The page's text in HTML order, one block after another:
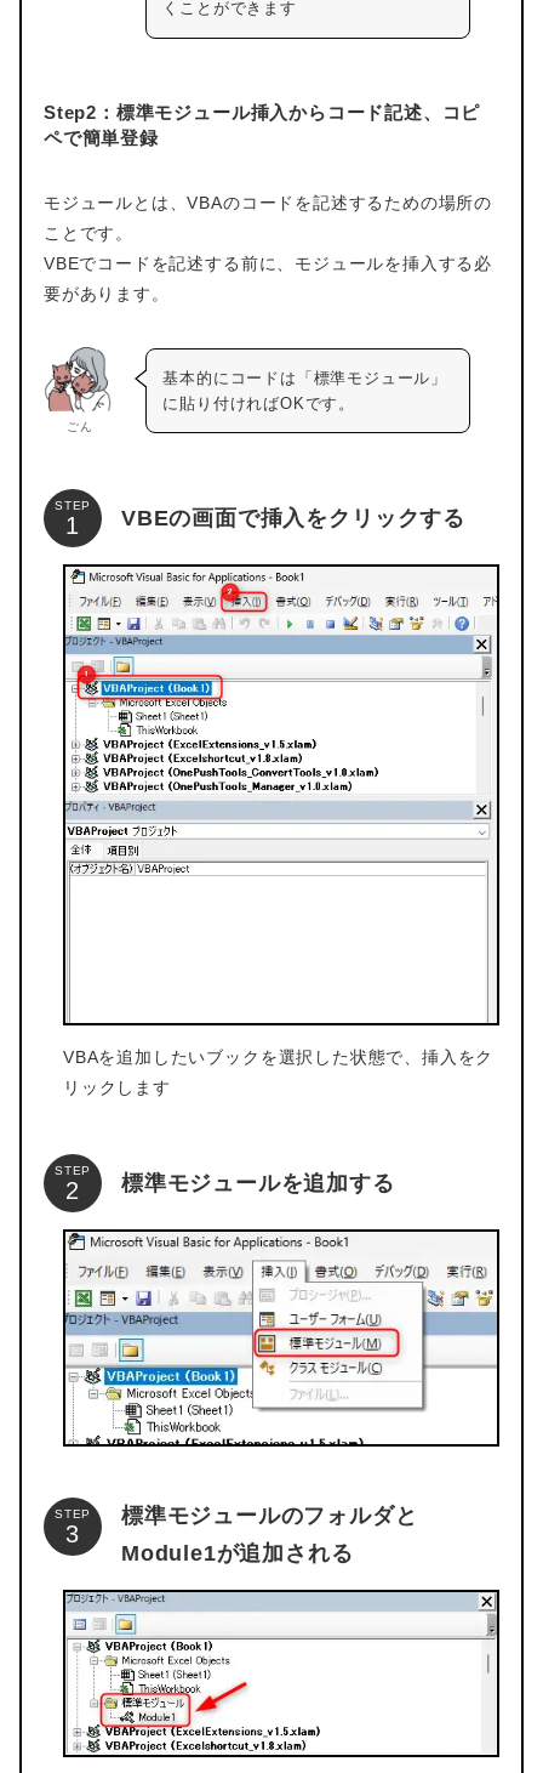
くことができます
Step2：標準モジュール挿入からコード記述、コピ
ペで簡単登録
モジュールとは、VBAのコードを記述するための場所の
ことです。
VBEでコードを記述する前に、モジュールを挿入する必
要があります。
ごん
基本的にコードは「標準モジュール」
に貼り付ければOKです。
STEP
VBEの画面で挿入をクリックする
VBAを追加したいブックを選択した状態で、挿入をク
リックします
STEP
標準モジュールを追加する
STEP
標準モジュールのフォルダと
Module1が追加される